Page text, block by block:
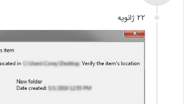
22 ژانویه